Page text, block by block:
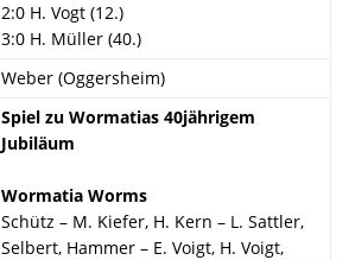
2:0 H. Vogt (12.)
3:0 H. Müller (40.)
Weber (Oggersheim)
Spiel zu Wormatias 40jährigem
Jubiläum
Wormatia Worms
Schütz – M. Kiefer, H. Kern – L. Sattler,
Selbert, Hammer – E. Voigt, H. Voigt,